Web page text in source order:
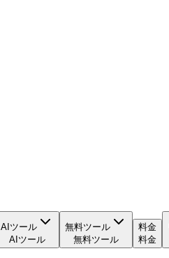
AIツール
AIツール
無料ツール
無料ツール
料金
料金